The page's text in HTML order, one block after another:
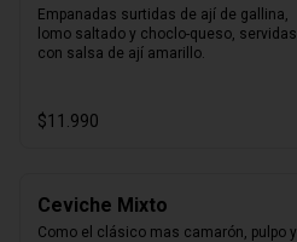
Empanadas surtidas de ají de gallina,
lomo saltado y choclo-queso, servidas
con salsa de ají amarillo.
$11.990
Ceviche Mixto
Como el clásico mas camarón, pulpo y